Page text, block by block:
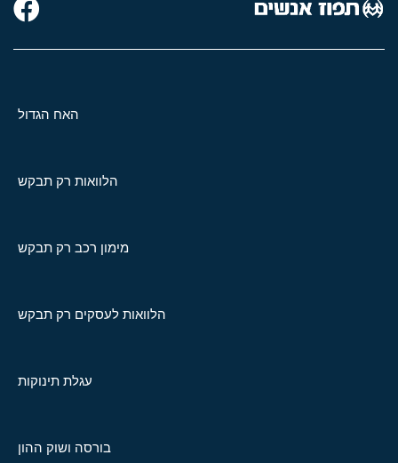
האח הגדול
הלוואות רק תבקש
מימון רכב רק תבקש
הלוואות לעסקים רק תבקש
עגלת תינוקות
בורסה ושוק ההון